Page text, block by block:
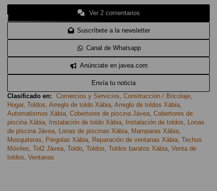
Ver 2 comentarios
Suscríbete a la newsletter
Canal de Whatsapp
Anúnciate en javea.com
Envía tu noticia
Clasificado en:
Comercios y Servicios, Construcción / Bricolaje,
Hogar, Toldos, Arreglo de toldo Xàbia, Arreglo de toldos Xàbia,
Automatismos Xàbia, Cobertores de piscina Jávea, Cobertores de
piscina Xàbia, Instalación de toldo Xàbia, Instalación de toldos, Lonas
de piscina Jávea, Lonas de piscinas Xàbia, Mamparas Xàbia,
Mosquiteras, Pérgolas Xàbia, Reparación de ventanas Xàbia, Techos
Móviles, Tol2 Jávea, Toldo, Toldos, Toldos baratos Xàbia, Venta de
toldos, Ventanas